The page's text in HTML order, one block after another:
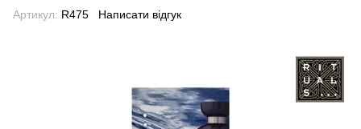
Артикул: R475 Написати відгук